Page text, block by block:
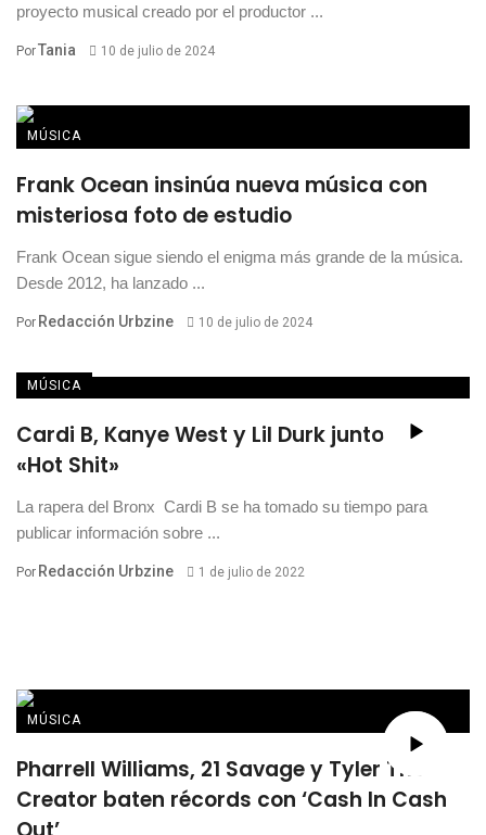
proyecto musical creado por el productor ...
PorTania 10 de julio de 2024
MÚSICA
Frank Ocean insinúa nueva música con
misteriosa foto de estudio
Frank Ocean sigue siendo el enigma más grande de la música.
Desde 2012, ha lanzado ...
Por Redacción Urbzine 10 de julio de 2024
MÚSICA
Cardi B, Kanye West y Lil Durk juntos en
«Hot Shit»
La rapera del Bronx Cardi B se ha tomado su tiempo para
publicar información sobre ...
Por Redacción Urbzine 1 de julio de 2022
MÚSICA
Pharrell Williams, 21 Savage y Tyler The
Creator baten récords con ‘Cash In Cash